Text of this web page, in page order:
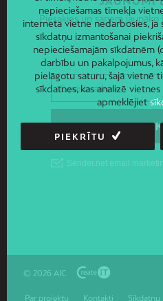
Piesakies un saņem
© 2026 AIC
Par projektu Kontakti Sīkdatņu
nepieciešamas tīmekļa
interneta vietne nedarbosies, ja
sīkdatņu izmantošanai
nepieciešamajām sīkdatnēm
darbību un pakalpojumus,
pielāgotu saturu, šajā vietnē
sīkdatnes, kas analizē
apmeklējiet
PIEKRĪTU